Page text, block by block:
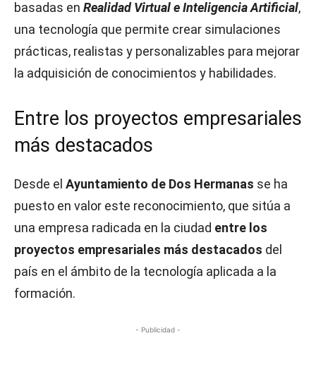
basadas en Realidad Virtual e Inteligencia Artificial,
una tecnología que permite crear simulaciones
prácticas, realistas y personalizables para mejorar
la adquisición de conocimientos y habilidades.
Entre los proyectos empresariales
más destacados
Desde el Ayuntamiento de Dos Hermanas se ha
puesto en valor este reconocimiento, que sitúa a
una empresa radicada en la ciudad entre los
proyectos empresariales más destacados del
país en el ámbito de la tecnología aplicada a la
formación.
- Publicidad -